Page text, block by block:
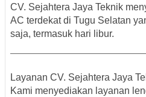
CV. Sejahtera Jaya Teknik
AC terdekat di Tugu Selatan
saja, termasuk hari libur.
Layanan CV. Sejahtera Jaya
Kami menyediakan layanan